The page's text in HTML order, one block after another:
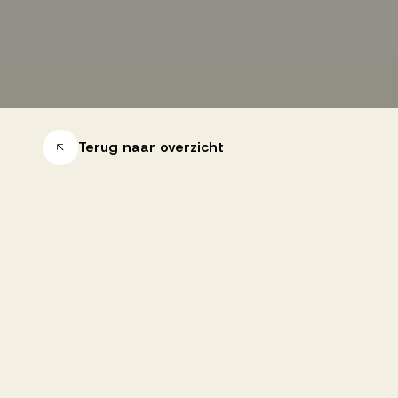
Succesverhalen
Terug naar overzicht